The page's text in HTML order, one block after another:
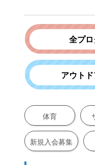
全プ
アウト
体育
新規入会募集